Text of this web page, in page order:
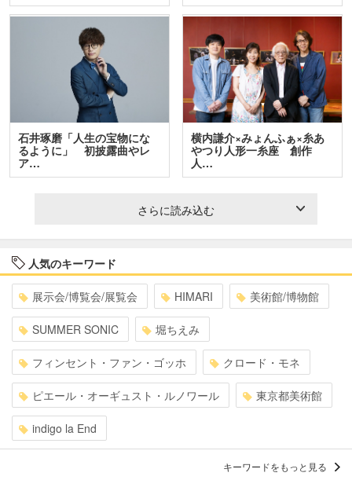
石井琢磨「人生の宝物にな
るように」 初披露曲やレ
ア…
横内謙介×みょんふぁ×糸あ
やつり人形一糸座 創作
人…
さらに読み込む
人気のキーワード
展示会/博覧会/展覧会 HIMARI 美術館/博物館
SUMMER SONIC 堀ちえみ
フィンセント・ファン・ゴッホ クロード・モネ
ピエール・オーギュスト・ルノワール 東京都美術館
indigo la End
キーワードをもっと見る